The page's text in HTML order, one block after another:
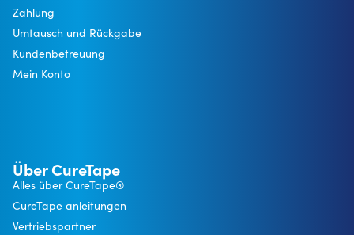
Zahlung
Umtausch und Rückgabe
Kundenbetreuung
Mein Konto
Über CureTape
Alles über CureTape®
CureTape anleitungen
Vertriebspartner